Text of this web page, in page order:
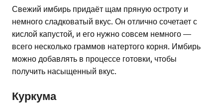
Свежий имбирь придаёт щам пряную остроту и
немного сладковатый вкус. Он отлично сочетает с
кислой капустой, и его нужно совсем немного —
всего несколько граммов натертого корня. Имбирь
можно добавлять в процессе готовки, чтобы
получить насыщенный вкус.
Куркума